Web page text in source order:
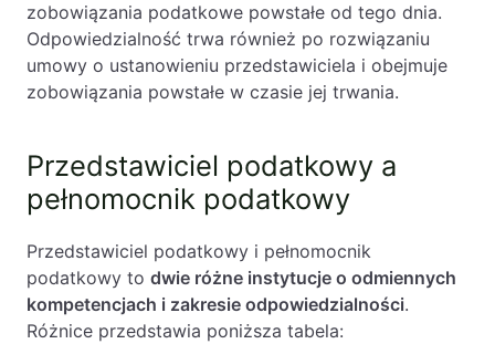
zobowiązania podatkowe powstałe od tego dnia.
Odpowiedzialność trwa również po rozwiązaniu
umowy o ustanowieniu przedstawiciela i obejmuje
zobowiązania powstałe w czasie jej trwania.
Przedstawiciel podatkowy a
pełnomocnik podatkowy
Przedstawiciel podatkowy i pełnomocnik
podatkowy to dwie różne instytucje o odmiennych
kompetencjach i zakresie odpowiedzialności.
Różnice przedstawia poniższa tabela: